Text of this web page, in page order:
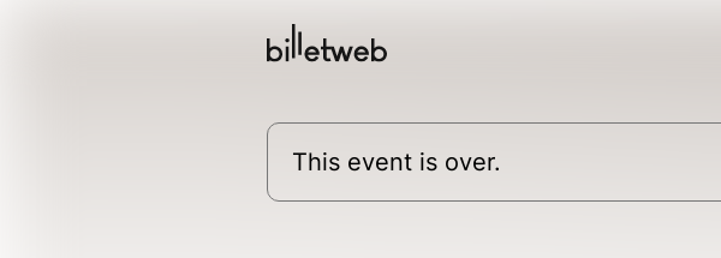
This event is over.